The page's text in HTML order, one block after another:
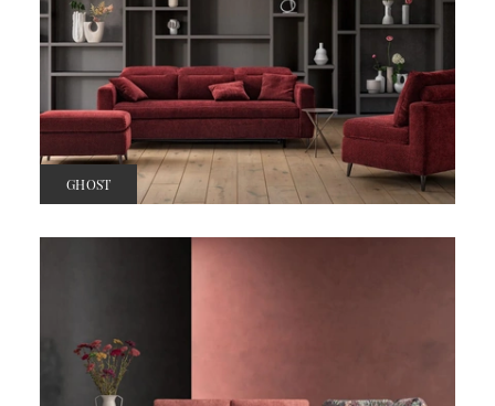
GHOST